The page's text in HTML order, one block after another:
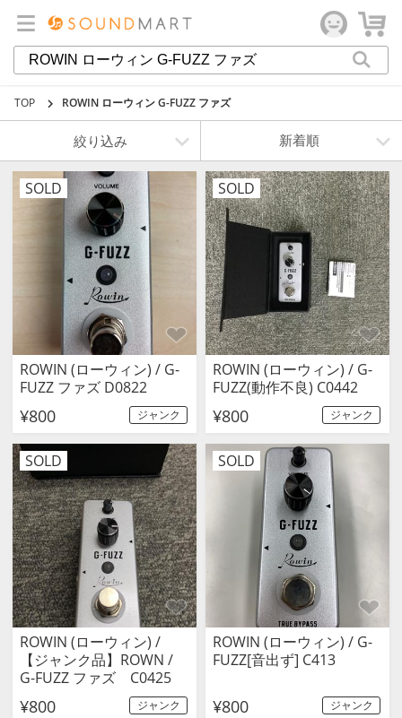
TOP ROWIN ローウィン G-FUZZ ファズ
絞り込み
SOLD
ROWIN (ローウィン) / G-
FUZZ ファズ D0822
¥800 ジャンク
SOLD
ROWIN (ローウィン) / G-
FUZZ(動作不良) C0442
¥800 ジャンク
SOLD
ROWIN (ローウィン) /
【ジャンク品】ROWN /
G-FUZZ ファズ C0425
¥800 ジャンク
SOLD
ROWIN (ローウィン) / G-
FUZZ[音出ず] C413
¥800 ジャンク